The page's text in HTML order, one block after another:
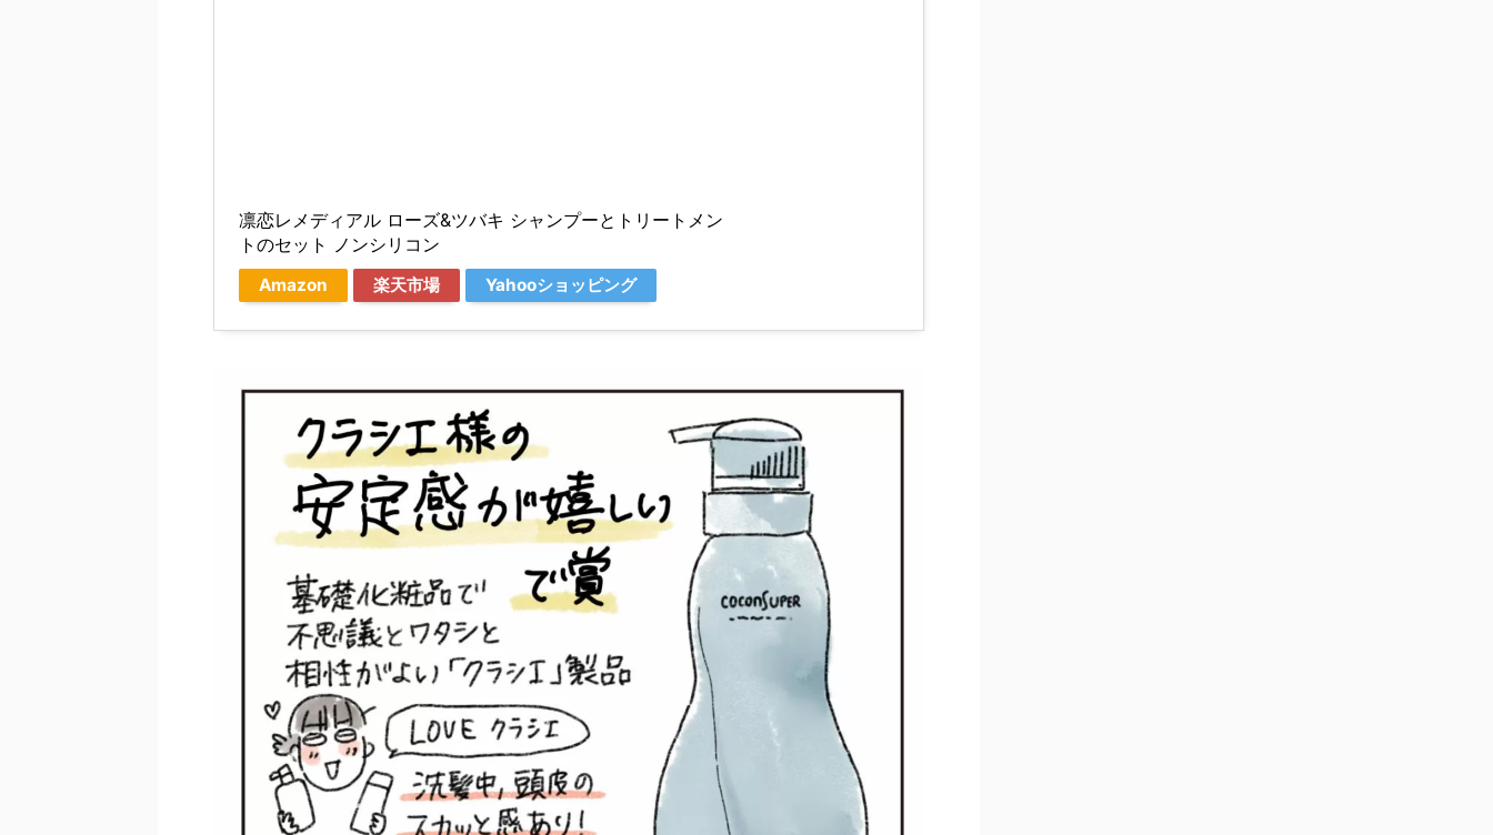
凛恋レメディアル ローズ&ツバキ シャンプーとトリートメン
トのセット ノンシリコン
Amazon 楽天市場 Yahooショッピング